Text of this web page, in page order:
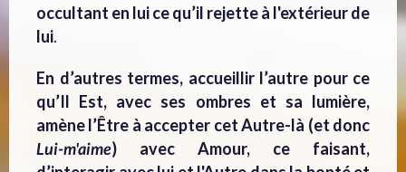
occultant en lui ce qu’il rejette à l'extérieur de
lui.
En d’autres termes, accueillir l’autre pour ce
qu’Il Est, avec ses ombres et sa lumière,
amène l’Être à accepter cet Autre-là (et donc
Lui-m'aime) avec Amour, ce faisant,